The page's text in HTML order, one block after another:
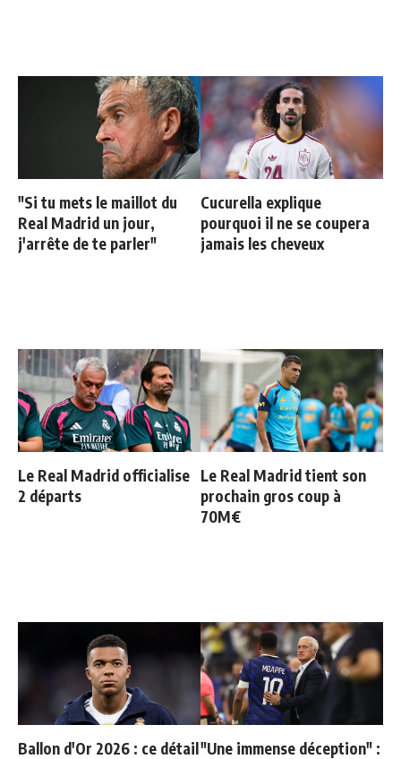
"Si tu mets le maillot du
Real Madrid un jour,
j'arrête de te parler"
Cucurella explique
pourquoi il ne se coupera
jamais les cheveux
Le Real Madrid officialise
2 départs
Le Real Madrid tient son
prochain gros coup à
70M€
Ballon d'Or 2026 : ce détail"Une immense déception" :